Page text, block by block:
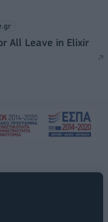
All Leave in Elixir